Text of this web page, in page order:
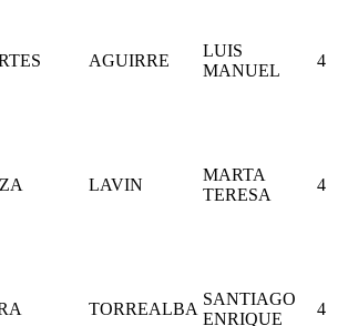
AGUIRRE
LUIS
MANUEL
4
LAVIN
MARTA
TERESA
4
TORREALBA
SANTIAGO
ENRIQUE
4